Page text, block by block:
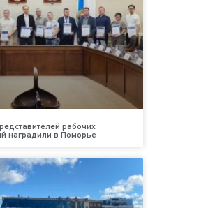
рабочих
наградили в Поморье